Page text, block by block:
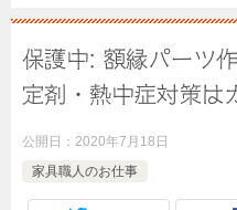
保護中: 額縁パーツ
定剤・熱中症対策は
公開日： 2020年7月18日
家具職人のお仕事